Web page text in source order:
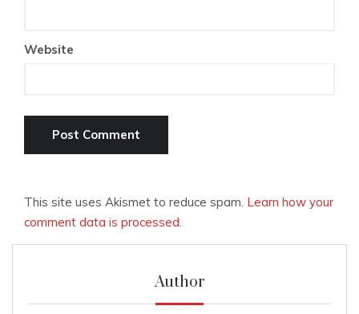
Website
This site uses Akismet to reduce spam. Learn how your
comment data is processed.
Author